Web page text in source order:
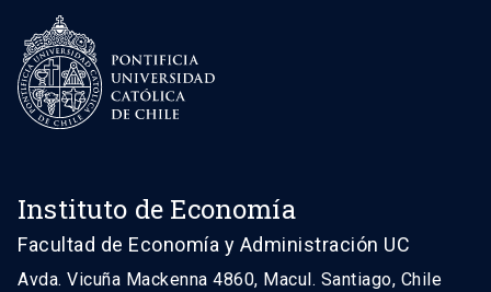
Instituto de Economía
Facultad de Economía y Administración UC
Avda. Vicuña Mackenna 4860, Macul. Santiago, Chile